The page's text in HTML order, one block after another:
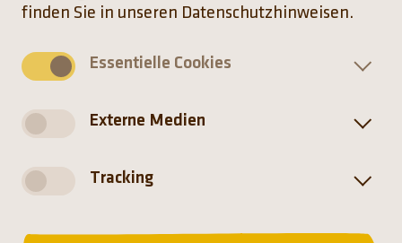
Münchener Tierpark
finden Sie in unseren Datenschutzhinweisen.
Essentielle Cookies
Externe Medien
Tracking